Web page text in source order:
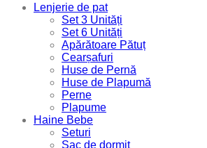
Lenjerie de pat
Set 3 Unități
Set 6 Unități
Apărătoare Pătuț
Cearșafuri
Huse de Pernă
Huse de Plapumă
Perne
Plapume
Haine Bebe
Seturi
Sac de dormit